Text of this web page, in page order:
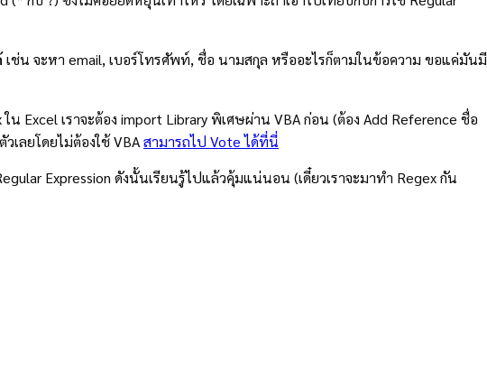
เช่น จะหา email, เบอร์โทรศัพท์, ชื่อ นามสกุล หรืออะไรก็ตามในข้อความ ขอแค่มันมี
Excel เราจะต้อง import Library พิเศษผ่าน VBA ก่อน (ต้อง Add Reference ชื่อ
เลยโดยไม่ต้องใช้ VBAสามารถไป Vote ได้ที่นี่
Expression ดังนั้นเรียนรู้ไปแล้วคุ้มแน่นอน (เดี๋ยวเราจะมาทำ Regex กัน